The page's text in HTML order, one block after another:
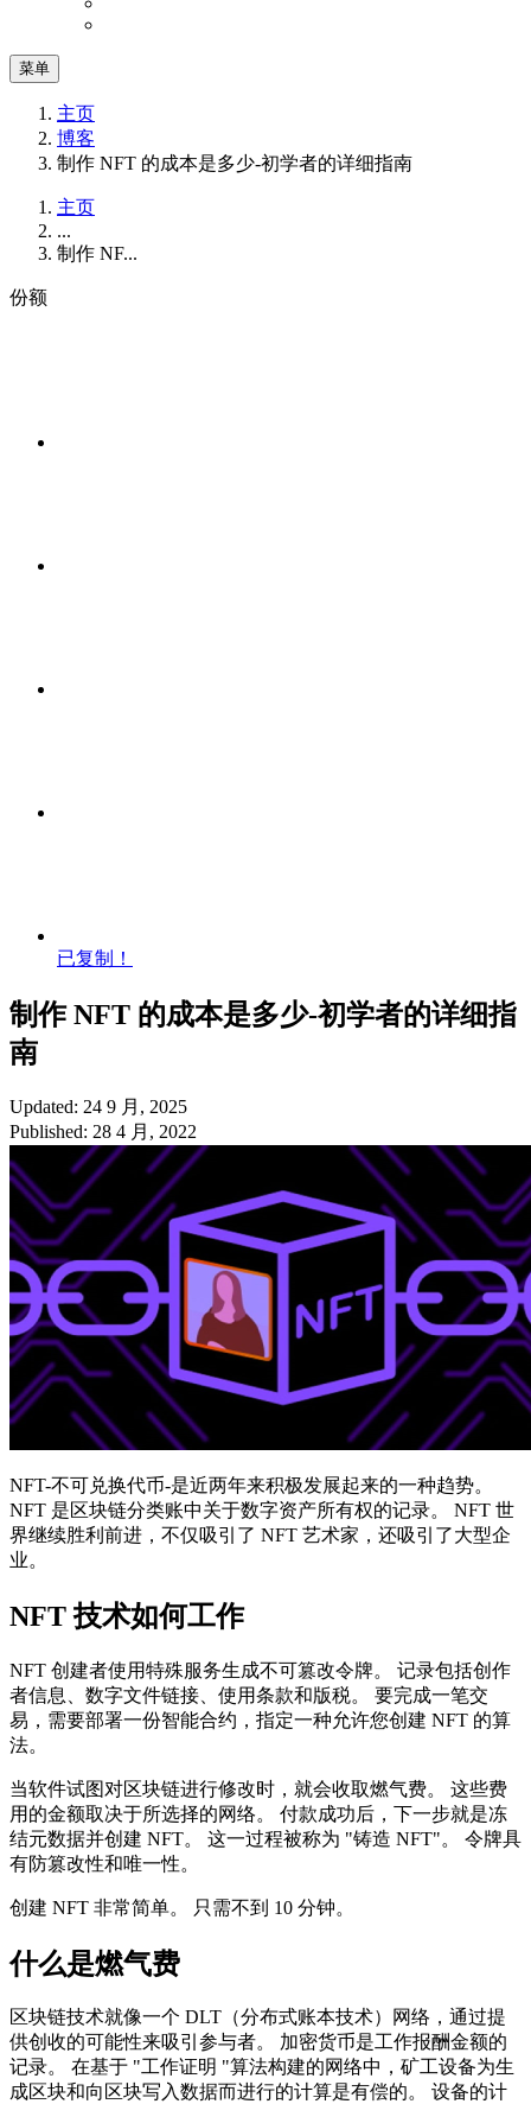
菜单
主页
博客
制作 NFT 的成本是多少-初学者的详细指南
主页
...
制作 NF...
份额
已复制！
制作 NFT 的成本是多少-初学者的详细指
南
Updated: 24 9 月, 2025
Published: 28 4 月, 2022
NFT-不可兑换代币-是近两年来积极发展起来的一种趋势。
NFT 是区块链分类账中关于数字资产所有权的记录。 NFT 世
界继续胜利前进，不仅吸引了 NFT 艺术家，还吸引了大型企
业。
NFT 技术如何工作
NFT 创建者使用特殊服务生成不可篡改令牌。 记录包括创作
者信息、数字文件链接、使用条款和版税。 要完成一笔交
易，需要部署一份智能合约，指定一种允许您创建 NFT 的算
法。
当软件试图对区块链进行修改时，就会收取燃气费。 这些费
用的金额取决于所选择的网络。 付款成功后，下一步就是冻
结元数据并创建 NFT。 这一过程被称为 "铸造 NFT"。 令牌具
有防篡改性和唯一性。
创建 NFT 非常简单。 只需不到 10 分钟。
什么是燃气费
区块链技术就像一个 DLT（分布式账本技术）网络，通过提
供创收的可能性来吸引参与者。 加密货币是工作报酬金额的
记录。 在基于 "工作证明 "算法构建的网络中，矿工设备为生
成区块和向区块写入数据而进行的计算是有偿的。 设备的计